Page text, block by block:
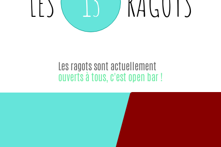
Les ragots sont actuellement
ouverts à tous, c'est open bar !